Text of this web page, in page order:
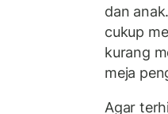
dan
cukup
kurang
meja
Agar